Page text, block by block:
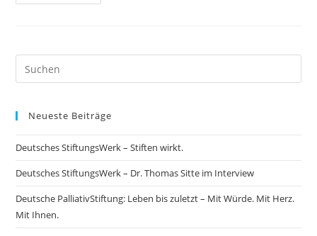
Neueste Beiträge
Deutsches StiftungsWerk – Stiften wirkt.
Deutsches StiftungsWerk – Dr. Thomas Sitte im Interview
Deutsche PalliativStiftung: Leben bis zuletzt – Mit Würde. Mit Herz.
Mit Ihnen.